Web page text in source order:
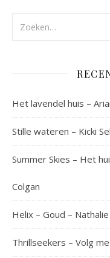
Het lavendel huis –
Stille wateren – Kicki
Summer Skies – Het
Colgan
Helix – Goud –
Thrillseekers – Volg